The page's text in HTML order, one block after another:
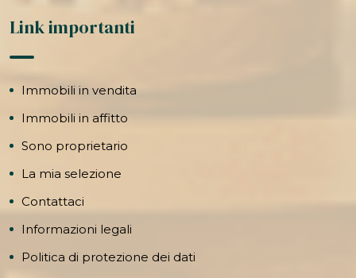
Link importanti
Immobili in vendita
Immobili in affitto
Sono proprietario
La mia selezione
Contattaci
Informazioni legali
Politica di protezione dei dati